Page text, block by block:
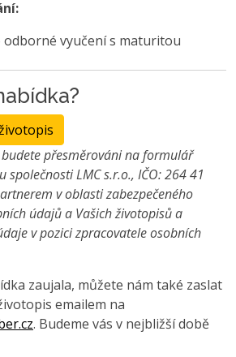
vyučení s maturitou
přesměrováni na formulář
LMC s.r.o., IČO: 264 41
v oblasti zabezpečeného
údajů a Vašich životopisů a
v pozici zpracovatele osobních
zaujala, můžete nám také zaslat
emailem na
. Budeme vás v nejbližší době